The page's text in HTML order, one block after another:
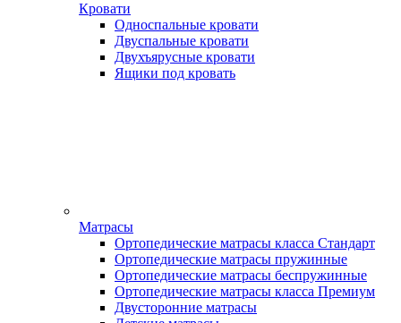
Кровати
Односпальные кровати
Двуспальные кровати
Двухъярусные кровати
Ящики под кровать
Матрасы
Ортопедические матрасы класса Стандарт
Ортопедические матрасы пружинные
Ортопедические матрасы беспружинные
Ортопедические матрасы класса Премиум
Двусторонние матрасы